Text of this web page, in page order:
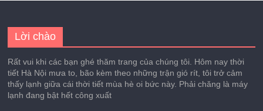
Lời chào
Rất vui khi các bạn ghé thăm trang của chúng tôi. Hôm nay thời
tiết Hà Nội mưa to, bão kèm theo những trận gió rít, tôi trở cảm
thấy lạnh giữa cái thời tiết mùa hè oi bức này. Phải chăng là máy
lạnh đang bật hết công xuất